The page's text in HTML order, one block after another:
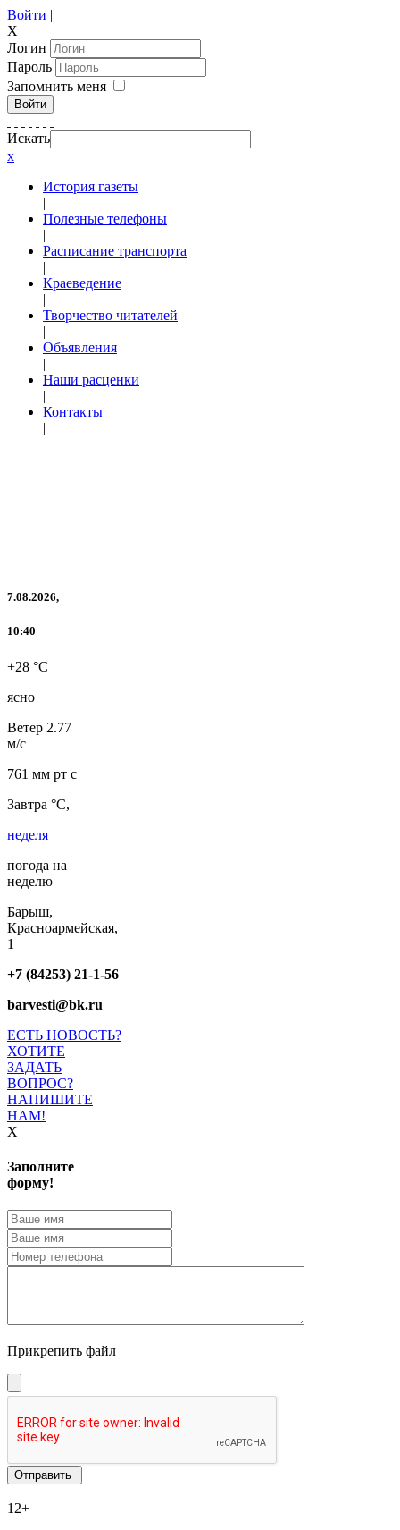
Войти |
X
Логин
Пароль
Запомнить меня
Войти
Искать
x
История газеты
|
Полезные телефоны
|
Расписание транспорта
|
Краеведение
|
Творчество читателей
|
Объявления
|
Наши расценки
|
Контакты
|
7.08.2026,
10:40
+28 °C
ясно
Ветер 2.77
м/с
761 мм рт с
Завтра °C,
неделя
погода на
неделю
Барыш,
Красноармейская,
1
+7 (84253) 21-1-56
barvesti@bk.ru
ЕСТЬ НОВОСТЬ?
ХОТИТЕ
ЗАДАТЬ
ВОПРОС?
НАПИШИТЕ
НАМ!
X
Заполните
форму!
Прикрепить файл
12+